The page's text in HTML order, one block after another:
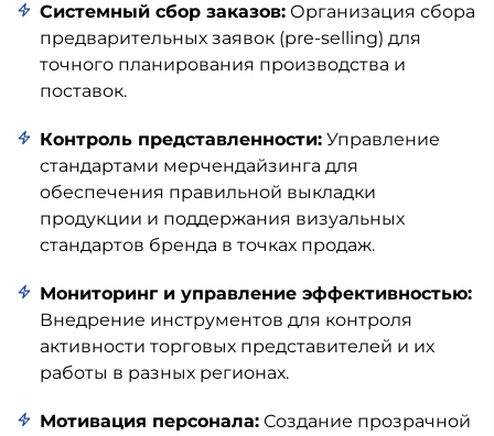
Системный сбор заказов: Организация сбора
предварительных заявок (pre-selling) для
точного планирования производства и
поставок.
Контроль представленности: Управление
стандартами мерчендайзинга для
обеспечения правильной выкладки
продукции и поддержания визуальных
стандартов бренда в точках продаж.
Мониторинг и управление эффективностью:
Внедрение инструментов для контроля
активности торговых представителей и их
работы в разных регионах.
Мотивация персонала: Создание прозрачной